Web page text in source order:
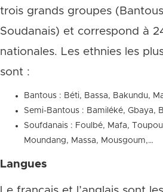
trois grands groupes
Soudanais) et correspond à
nationales. Les ethnies les
sont :
Bantous : Béti, Bassa, Bakundu,
Semi-Bantous : Bamiléké, Gbaya,
Soufdanais : Foulbé, Mafa,
Moundang, Massa, Mousgoum,…
Langues